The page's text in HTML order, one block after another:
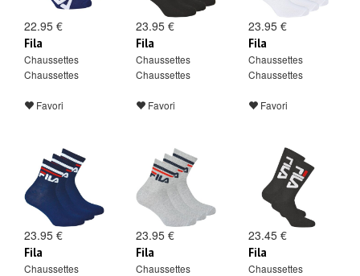
22.95 €
Fila
Chaussettes
Chaussettes
Favori
23.95 €
Fila
Chaussettes
Chaussettes
Favori
23.95 €
Fila
Chaussettes
Chaussettes
Favori
23.95 €
Fila
Chaussettes
23.95 €
Fila
Chaussettes
23.45 €
Fila
Chaussettes